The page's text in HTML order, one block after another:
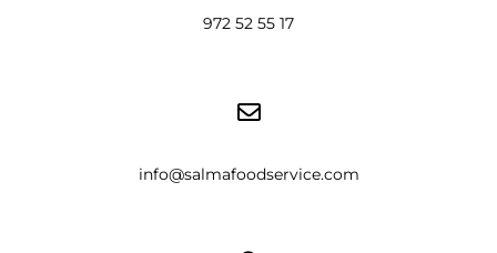
972 52 55 17
info@salmafoodservice.com